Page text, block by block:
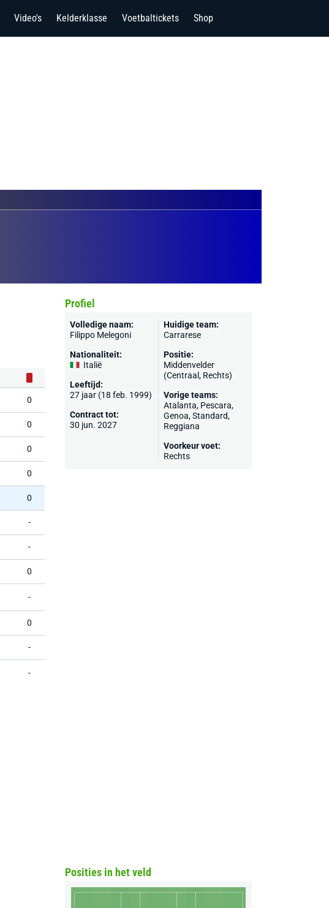
Video's Kelderklasse Voetbaltickets Shop
0
0
0
0
0
-
-
0
-
0
-
-
Profiel
Volledige naam:
Filippo Melegoni
Nationaliteit:
Italië
Leeftijd:
27 jaar (18 feb. 1999)
Contract tot:
30 jun. 2027
Huidige team:
Carrarese
Positie:
Middenvelder
(Centraal, Rechts)
Vorige teams:
Atalanta, Pescara,
Genoa,Standard,
Reggiana
Voorkeur voet:
Rechts
Posities in het veld